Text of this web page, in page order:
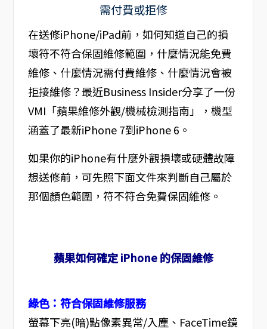
在送修iPhone/iPad前，如何知道自己的損
壞符不符合保固維修範圍，什麼情況能免費
維修、什麼情況需付費維修、什麼情況會被
拒接維修？最近Business Insider分享了一份
VMI「蘋果維修外觀/機械檢測指南」，機型
涵蓋了最新iPhone 7到iPhone 6。
如果你的iPhone有什麼外觀損壞或硬體故障
想送修前，可先照下面文件來判斷自己屬於
那個顏色範圍，符不符合免費保固維修。
蘋果如何確定 iPhone 的保固維修
綠色：符合保固維修服務
螢幕下亮(暗)點像素異常/入塵、FaceTime鏡